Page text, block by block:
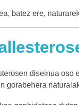
batez ere,
diseinua oso
gorabehera